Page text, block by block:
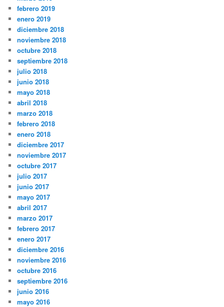
febrero 2019
enero 2019
diciembre 2018
noviembre 2018
octubre 2018
septiembre 2018
julio 2018
junio 2018
mayo 2018
abril 2018
marzo 2018
febrero 2018
enero 2018
diciembre 2017
noviembre 2017
octubre 2017
julio 2017
junio 2017
mayo 2017
abril 2017
marzo 2017
febrero 2017
enero 2017
diciembre 2016
noviembre 2016
octubre 2016
septiembre 2016
junio 2016
mayo 2016